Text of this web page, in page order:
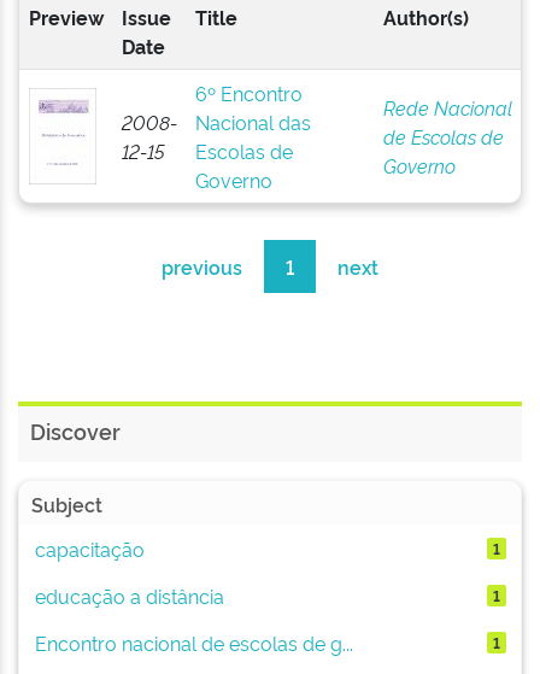
Preview
Issue
Date
Title Author(s)
2008-
12-15
6º Encontro
Nacional das
Escolas de
Governo
Rede Nacional
de Escolas de
Governo
previous 1 next
Discover
Subject
capacitação
1
educação a distância 1
Encontro nacional de escolas de g... 1